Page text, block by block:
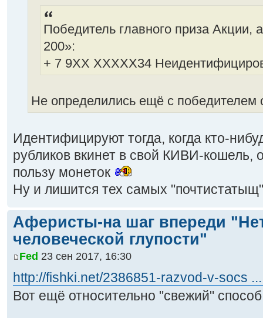
Победитель главного приза Акции,
200»:
+ 7 9XX ХXXXX34
Не определились ещё с победителем
Идентифицируют тогда, когда кто-
рубликов вкинет в свой КИВИ-кошель,
пользу монеток
Ну и лишится тех самых
Аферисты-на шаг впереди
человеческой глупости"
Fed 23 сен 2017, 16:30
http://fishki.net/2386851-razvod-v-socs
Вот ещё относительно "свежий"